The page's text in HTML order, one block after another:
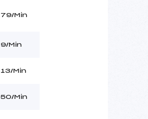
79/Min
9/Min
13/Min
50/Min